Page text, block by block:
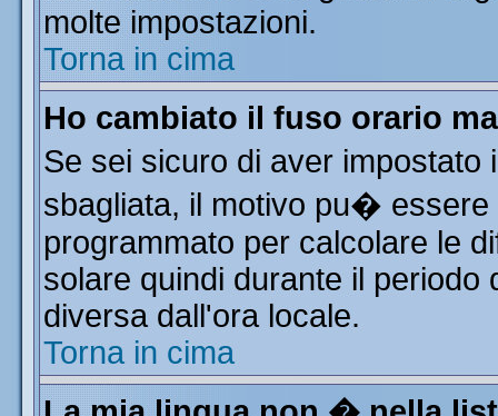
molte impostazioni.
Torna in cima
Ho cambiato il fuso orario
Se sei sicuro di aver
sbagliata, il motivo pu�
programmato per calcolare le
solare quindi durante il
diversa dall'ora locale.
Torna in cima